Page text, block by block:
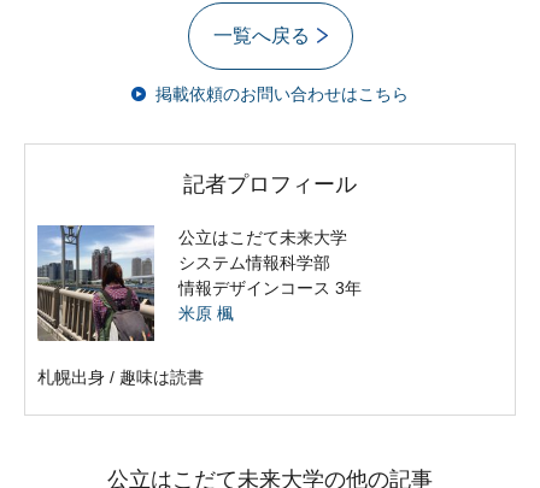
一覧へ戻る
掲載依頼のお問い合わせはこちら
記者プロフィール
公立はこだて未来大学
システム情報科学部
情報デザインコース 3年
米原 楓
札幌出身 / 趣味は読書
公立はこだて未来大学の他の記事